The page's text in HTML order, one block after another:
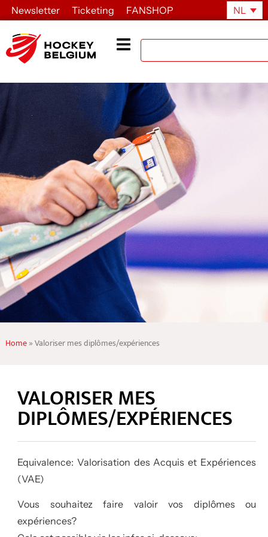
Newsletter Ticketing FANSHOP NL
Home»Valoriser mes diplômes/expériences
VALORISER MES
DIPLÔMES/EXPÉRIENCES
Equivalence: Valorisation des Acquis et Expériences
(VAE)
Vous souhaitez faire valoir vos diplômes ou
expériences?